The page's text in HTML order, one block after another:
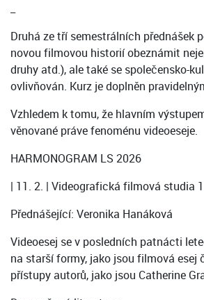
Druhá ze tří semestrálních přednášek
novou filmovou historií obeznámit
druhy atd.), ale také se společensko-
ovlivňován. Kurz je doplněn
Vzhledem k tomu, že hlavním
věnované práve fenoménu videoeseje.
HARMONOGRAM LS 2026
| 11. 2. | Videografická filmová studia
Přednášející: Veronika Hanáková
Videoesej se v posledních patnácti
na starší formy, jako jsou filmová
přístupy autorů, jako jsou Catherine